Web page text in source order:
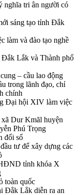
nghĩa tri ân người có
sáng tạo tỉnh Đắk
làm và đào tạo nghề
Lắk và Thành phố
– cầu lao động
trong lãnh đạo, chỉ
chính
Đại hội XIV làm việc
Dur Kmăl huyện
Phú Trọng
đổi số
tư để xây dựng các
tỉnh khóa X
toàn quốc
Đắk Lắk diễn ra an